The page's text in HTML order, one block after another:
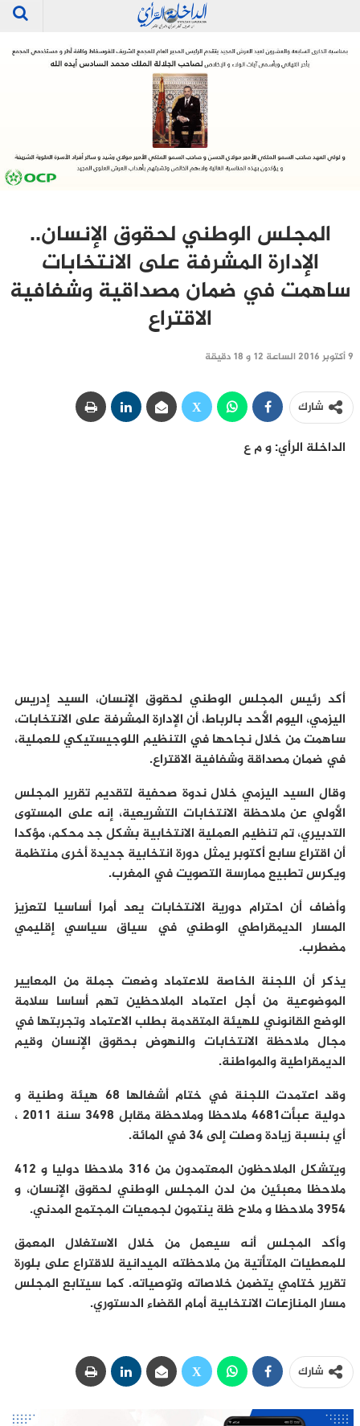
المجلس الوطني لحقوق الإنسان..
الإدارة المشرفة على الانتخابات
ساهمت في ضمان مصداقية وشفافية
الاقتراع
9 أكتوبر 2016 الساعة 12 و 18 دقيقة
شارك
الداخلة الرأي: و م ع
أكد رئيس المجلس الوطني لحقوق الإنسان، السيد إدريس
اليزمي، اليوم الأحد بالرباط، أن الإدارة المشرفة على الانتخابات،
ساهمت من خلال نجاحها في التنظيم اللوجيستيكي للعملية،
في ضمان مصداقة وشفافية الاقتراع.
وقال السيد اليزمي خلال ندوة صحفية لتقديم تقرير المجلس
الأولي عن ملاحظة الانتخابات التشريعية، إنه على المستوى
التدبيري، تم تنظيم العملية الانتخابية بشكل جد محكم، مؤكدا
أن اقتراع سابع أكتوبر يمثل دورة انتخابية جديدة أخرى منتظمة
ويكرس تطبيع ممارسة التصويت في المغرب.
وأضاف أن احترام دورية الانتخابات يعد أمرا أساسيا لتعزيز
المسار الديمقراطي الوطني في سياق سياسي إقليمي
مضطرب.
يذكر أن اللجنة الخاصة للاعتماد وضعت جملة من المعايير
الموضوعية من أجل اعتماد الملاحظين تهم أساسا سلامة
الوضع القانوني للهيئة المتقدمة بطلب الاعتماد وتجربتها في
مجال ملاحظة الانتخابات والنهوض بحقوق الإنسان وقيم
الديمقراطية والمواطنة.
وقد اعتمدت اللجنة في ختام أشغالها 68 هيئة وطنية و
دولية عبأت4681 ملاحظا وملاحظة مقابل 3498 سنة 2011 ،
أي بنسبة زيادة وصلت إلى 34 في المائة.
ويتشكل الملاحظون المعتمدون من 316 ملاحظا دوليا و 412
ملاحظا معبئين من لدن المجلس الوطني لحقوق الإنسان، و
3954 ملاحظا و ملاح ظة ينتمون لجمعيات المجتمع المدني.
وأكد المجلس أنه سيعمل من خلال الاستغلال المعمق
للمعطيات المتأتية من ملاحظته الميدانية للاقتراع على بلورة
تقرير ختامي يتضمن خلاصاته وتوصياته. كما سيتابع المجلس
مسار المنازعات الانتخابية أمام القضاء الدستوري.
شارك